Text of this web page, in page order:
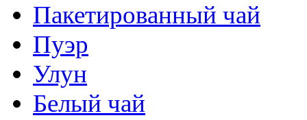
Пакетированный чай
Пуэр
Улун
Белый чай